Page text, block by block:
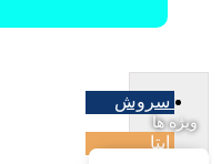
سروش
ایتا
ویژه ها